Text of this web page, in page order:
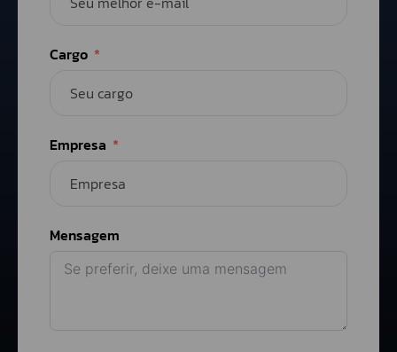
Cargo
Empresa
Mensagem